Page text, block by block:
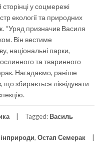
сторінці у соцмережі
екології та природних
“Уряд призначив Василя
Він вестиме
національні парки,
та тваринного
Нагадаємо, раніше
збирається ліквідувати
Tagged: Василь
, Остап Семерак